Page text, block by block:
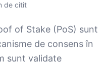
de citit
of Stake (PoS) sunt
de consens în
sunt validate